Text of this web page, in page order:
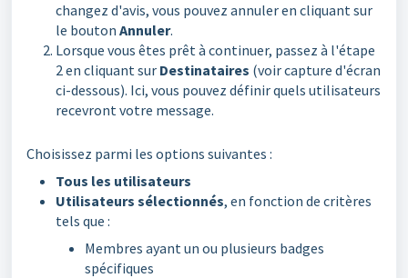
changez d'avis, vous pouvez annuler en cliquant sur
le bouton Annuler.
Lorsque vous êtes prêt à continuer, passez à l'étape
2 en cliquant sur Destinataires (voir capture d'écran
ci-dessous). Ici, vous pouvez définir quels utilisateurs
recevront votre message.
Choisissez parmi les options suivantes :
Tous les utilisateurs
Utilisateurs sélectionnés, en fonction de critères
tels que :
Membres ayant un ou plusieurs badges
spécifiques